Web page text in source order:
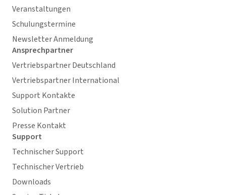
Veranstaltungen
Schulungstermine
Newsletter Anmeldung
Ansprechpartner
Vertriebspartner Deutschland
Vertriebspartner International
Support Kontakte
Solution Partner
Presse Kontakt
Support
Technischer Support
Technischer Vertrieb
Downloads